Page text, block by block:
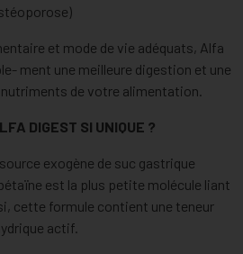
et mode de vie adéquats, Alfa
ment une meilleure digestion et une
de votre alimentation.
DIGEST SI UNIQUE ?
exogène de suc gastrique
est la plus petite molécule liant
cette formule contient une teneur
actif.